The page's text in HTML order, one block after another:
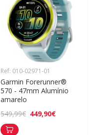
Ref: 010-02971-01
Garmin Forerunner®
570 - 47mm Alumínio
amarelo
549,99€ 449,90€